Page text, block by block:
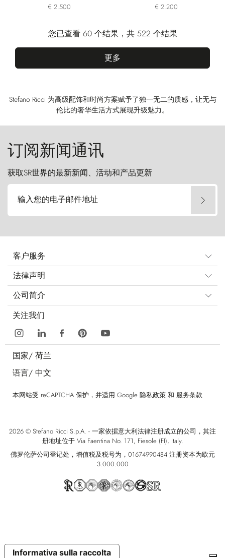
€ 2.500 € 2.200
您已查看 60 个结果，共 522 个结果
更多
Stefano Ricci 为高级配饰和时尚方案赋予了独一无二的质感，让无与
伦比的奢华生活方式展现升级魅力。
订阅新闻通讯
获取SR世界的最新新闻、活动和产品更新
输入您的电子邮件地址
客户服务
法律声明
公司简介
关注我们
国家/ 荷兰
语言/ 中文
本网站受 reCAPTCHA 保护，并适用 Google 隐私政策 和 服务条款
2026 © Stefano Ricci S.p.A. - 一家依据意大利法律注册成立的公司，其注
册地址位于 Via Faentina No. 171, Fiesole (FI), Italy.
佛罗伦萨公司登记处，增值税及税号为，01674990484 注册资本为欧元
3.000.000
Informativa sulla raccolta